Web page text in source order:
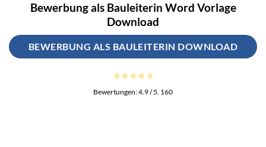
Bewerbung als Bauleiterin Word Vorlage
Download
BEWERBUNG ALS BAULEITERIN DOWNLOAD
Bewertungen:4.9/ 5. 160